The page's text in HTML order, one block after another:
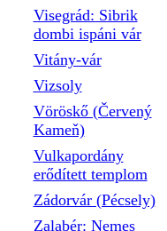
Visegrád: Sibrik
dombi ispáni vár
Vitány-vár
Vizsoly
Vöröskő (Červený
Kameň)
Vulkapordány
erődített templom
Zádorvár (Pécsely)
Zalabér: Nemes